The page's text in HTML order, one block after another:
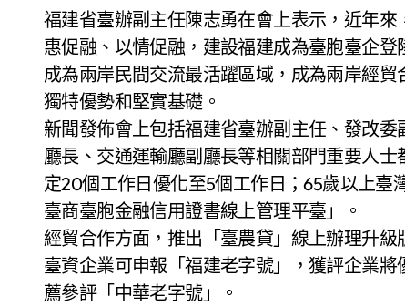
福建省臺辦副主任陳志勇在會上表示，近年
惠促融、以情促融，建設福建成為臺胞臺企
成為兩岸民間交流最活躍區域，成為兩岸經
獨特優勢和堅實基礎。
新聞發佈會上包括福建省臺辦副主任、發改
廳長、交通運輸廳副廳長等相關部門重要人
定20個工作日優化至5個工作日；65歲以上
臺商臺胞金融信用證書線上管理平臺」。
經貿合作方面，推出「臺農貸」線上辦理升
臺資企業可申報「福建老字號」，獲評企業
薦參評「中華老字號」。